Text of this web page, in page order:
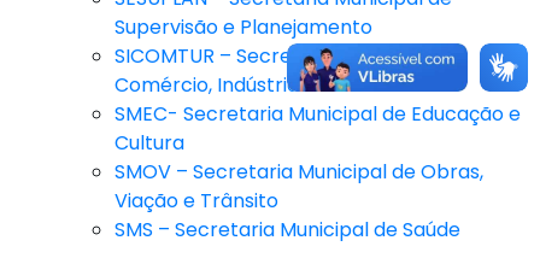
Supervisão e Planejamento
SICOMTUR – Secretaria Municipal de
Comércio, Indústria e Turismo
SMEC- Secretaria Municipal de Educação e
Cultura
SMOV – Secretaria Municipal de Obras,
Viação e Trânsito
SMS – Secretaria Municipal de Saúde